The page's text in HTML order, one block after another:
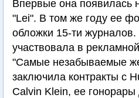
Впервые она появилась
"Lei". В том же году ее
обложки 15-ти
участвовала в
"Самые незабываемые
заключила контракты с
Calvin Klein, ее гонорары